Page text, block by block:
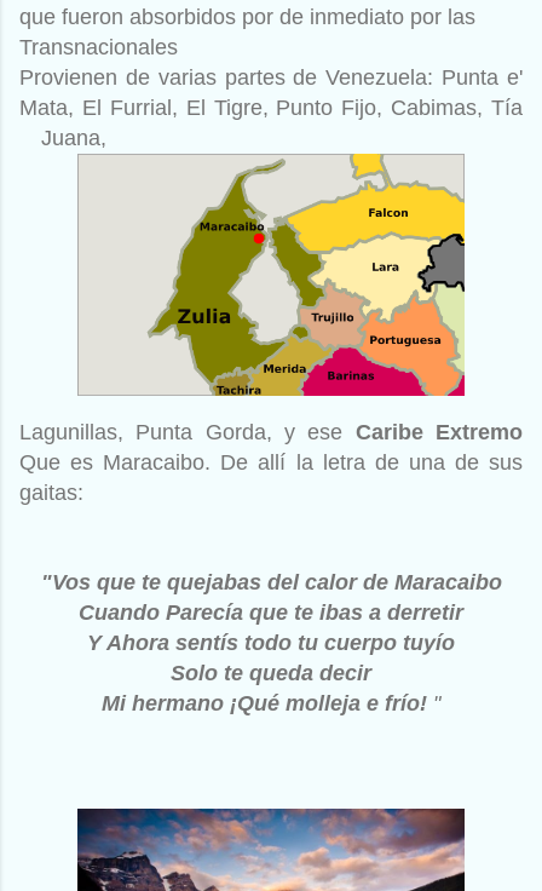
que fueron absorbidos por de inmediato por las
Transnacionales
Provienen de varias partes de Venezuela: Punta e'
Mata, El Furrial, El Tigre, Punto Fijo, Cabimas, Tía
Juana,
Lagunillas, Punta Gorda, y ese Caribe Extremo
Que es Maracaibo. De allí la letra de una de sus
gaitas:
"Vos que te quejabas del calor de Maracaibo
Cuando Parecía que te ibas a derretir
Y Ahora sentís todo tu cuerpo tuyío
Solo te queda decir
Mi hermano ¡Qué molleja e frío! "